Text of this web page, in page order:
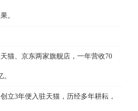
。
、京东两家旗舰店，一年营收70
3年便入驻天猫，历经多年耕耘，